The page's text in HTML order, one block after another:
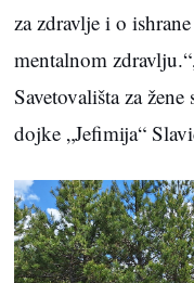
za zdravlje i o
mentalnom
Savetovališta za
dojke „Jefimija“